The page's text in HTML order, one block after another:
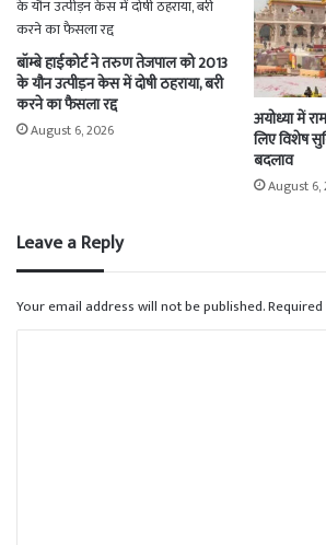
बॉम्बे हाईकोर्ट ने तरुण तेजपाल को 2013
के यौन उत्पीड़न केस में दोषी ठहराया, बरी
करने का फैसला रद्द
August 6, 2026
अयोध्या में
लिए विशेष
बदलाव
August 6,
Leave a Reply
Your email address will not be published.